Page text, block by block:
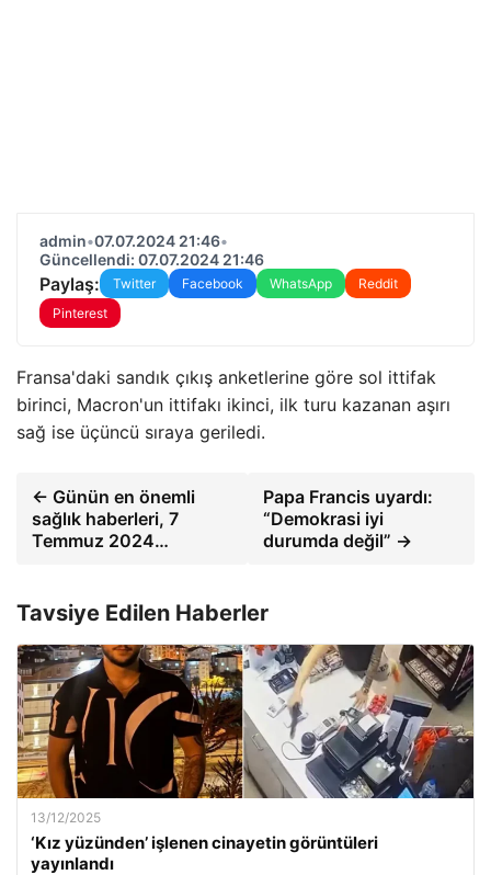
admin•07.07.2024 21:46•
Güncellendi: 07.07.2024 21:46
Paylaş: Twitter Facebook WhatsApp
Reddit
Pinterest
Fransa'daki sandık çıkış anketlerine göre sol ittifak
birinci, Macron'un ittifakı ikinci, ilk turu kazanan aşırı
sağ ise üçüncü sıraya geriledi.
← Günün en önemli
sağlık haberleri, 7
Temmuz 2024…
Papa Francis uyardı:
“Demokrasi iyi
durumda değil” →
Tavsiye Edilen Haberler
13/12/2025
‘Kız yüzünden’ işlenen cinayetin görüntüleri
yayınlandı